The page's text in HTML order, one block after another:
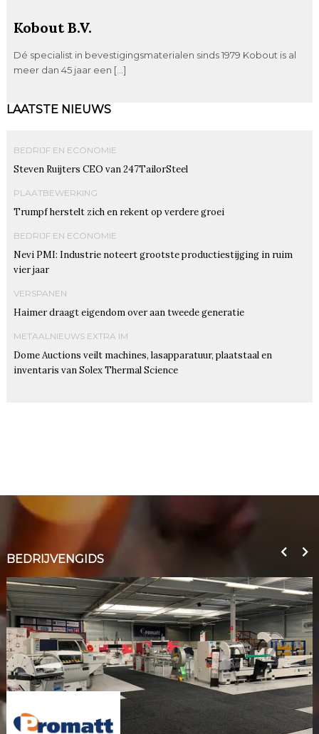
Kobout B.V.
Dé specialist in bevestigingsmaterialen sinds 1979 Kobout is al
meer dan 45 jaar een […]
LAATSTE NIEUWS
BEDRIJF EN ECONOMIE
Steven Ruijters CEO van 247TailorSteel
PLAATBEWERKING
Trumpf herstelt zich en rekent op verdere groei
BEDRIJF EN ECONOMIE
Nevi PMI: Industrie noteert grootste productiestijging in ruim
vier jaar
VERSPANEN
Haimer draagt eigendom over aan tweede generatie
METAALNIEUWS EXTRA IM
Dome Auctions veilt machines, lasapparatuur, plaatstaal en
inventaris van Solex Thermal Science
BEDRIJVENGIDS